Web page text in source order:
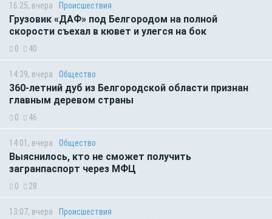
16:25, вчера Происшествия
Грузовик «ДАФ» под Белгородом на полной
скорости съехал в кювет и улегся на бок
0 40
14:39, вчера Общество
360-летний дуб из Белгородской области признан
главным деревом страны
0 46
14:01, вчера Общество
Выяснилось, кто не сможет получить
загранпаспорт через МФЦ
0 28
13:07, вчера Происшествия